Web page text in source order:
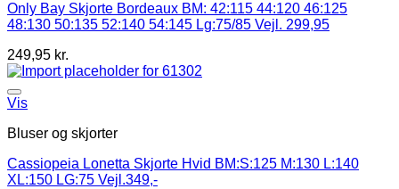
Only Bay Skjorte Bordeaux BM: 42:115 44:120 46:125
48:130 50:135 52:140 54:145 Lg:75/85 Vejl. 299,95
249,95 kr.
Vis
Bluser og skjorter
Cassiopeia Lonetta Skjorte Hvid BM:S:125 M:130 L:140
XL:150 LG:75 Vejl.349,-